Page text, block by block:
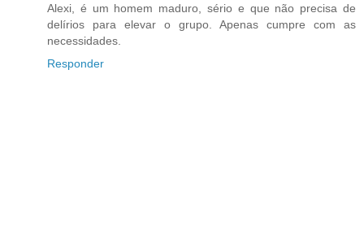
Alexi, é um homem maduro, sério e que não precisa de
delírios para elevar o grupo. Apenas cumpre com as
necessidades.
Responder